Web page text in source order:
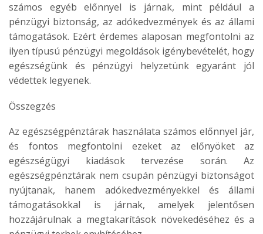
számos egyéb előnnyel is járnak, mint például a
pénzügyi biztonság, az adókedvezmények és az állami
támogatások. Ezért érdemes alaposan megfontolni az
ilyen típusú pénzügyi megoldások igénybevételét, hogy
egészségünk és pénzügyi helyzetünk egyaránt jól
védettek legyenek.
Összegzés
Az egészségpénztárak használata számos előnnyel jár,
és fontos megfontolni ezeket az előnyöket az
egészségügyi kiadások tervezése során. Az
egészségpénztárak nem csupán pénzügyi biztonságot
nyújtanak, hanem adókedvezményekkel és állami
támogatásokkal is járnak, amelyek jelentősen
hozzájárulnak a megtakarítások növekedéséhez és a